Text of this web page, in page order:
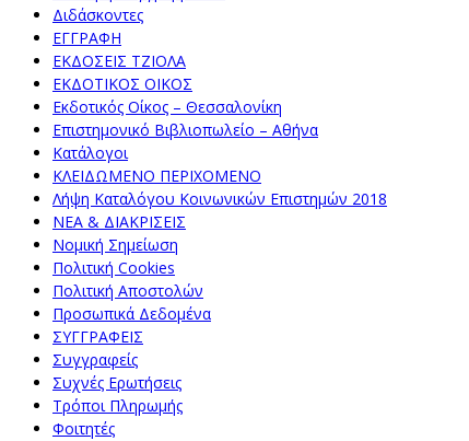
Διδάσκοντες
ΕΓΓΡΑΦΗ
ΕΚΔΟΣΕΙΣ ΤΖΙΟΛΑ
ΕΚΔΟΤΙΚΟΣ ΟΙΚΟΣ
Εκδοτικός Οίκος – Θεσσαλονίκη
Επιστημονικό Βιβλιοπωλείο – Αθήνα
Κατάλογοι
ΚΛΕΙΔΩΜΕΝΟ ΠΕΡΙΧΟΜΕΝΟ
Λήψη Καταλόγου Κοινωνικών Επιστημών 2018
ΝΕΑ & ΔΙΑΚΡΙΣΕΙΣ
Νομική Σημείωση
Πολιτική Cookies
Πολιτική Αποστολών
Προσωπικά Δεδομένα
ΣΥΓΓΡΑΦΕΙΣ
Συγγραφείς
Συχνές Ερωτήσεις
Τρόποι Πληρωμής
Φοιτητές